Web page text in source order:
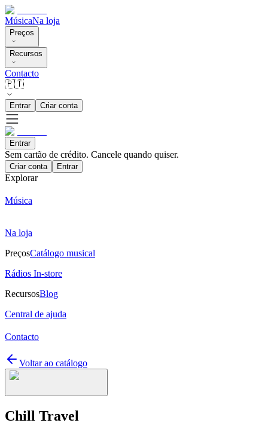
MúsicaNa loja
Preços
Recursos
Contacto
🇵🇹
Entrar Criar conta
Entrar
Sem cartão de crédito. Cancele quando quiser.
Criar conta Entrar
Explorar
Música
Na loja
PreçosCatálogo musical
Rádios In-store
RecursosBlog
Central de ajuda
Contacto
Voltar ao catálogo
Chill Travel